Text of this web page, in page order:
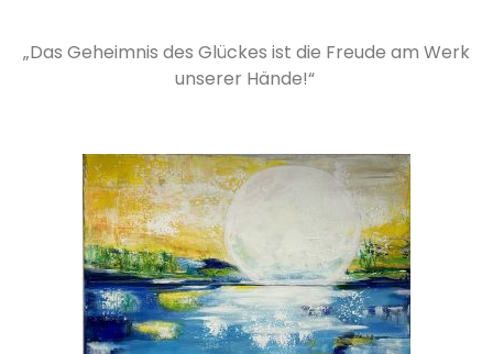
„Das Geheimnis des Glückes ist die Freude am Werk
unserer Hände!“